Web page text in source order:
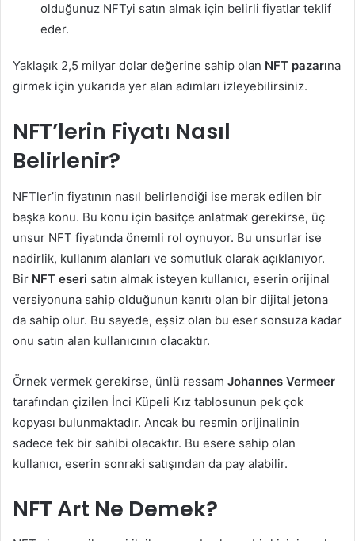
olduğunuz NFTyi satın almak için belirli fiyatlar teklif
eder.
Yaklaşık 2,5 milyar dolar değerine sahip olan NFT pazarına
girmek için yukarıda yer alan adımları izleyebilirsiniz.
NFT’lerin Fiyatı Nasıl
Belirlenir?
NFTler’in fiyatının nasıl belirlendiği ise merak edilen bir
başka konu. Bu konu için basitçe anlatmak gerekirse, üç
unsur NFT fiyatında önemli rol oynuyor. Bu unsurlar ise
nadirlik, kullanım alanları ve somutluk olarak açıklanıyor.
Bir NFT eseri satın almak isteyen kullanıcı, eserin orijinal
versiyonuna sahip olduğunun kanıtı olan bir dijital jetona
da sahip olur. Bu sayede, eşsiz olan bu eser sonsuza kadar
onu satın alan kullanıcının olacaktır.
Örnek vermek gerekirse, ünlü ressam Johannes Vermeer
tarafından çizilen İnci Küpeli Kız tablosunun pek çok
kopyası bulunmaktadır. Ancak bu resmin orijinalinin
sadece tek bir sahibi olacaktır. Bu esere sahip olan
kullanıcı, eserin sonraki satışından da pay alabilir.
NFT Art Ne Demek?